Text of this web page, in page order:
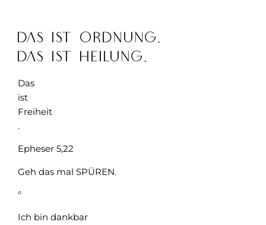
Das ist Ordnung.
Das ist Heilung.
Das
ist
Freiheit
.
Epheser 5,22
Geh das mal SPÜREN.
°
Ich bin dankbar